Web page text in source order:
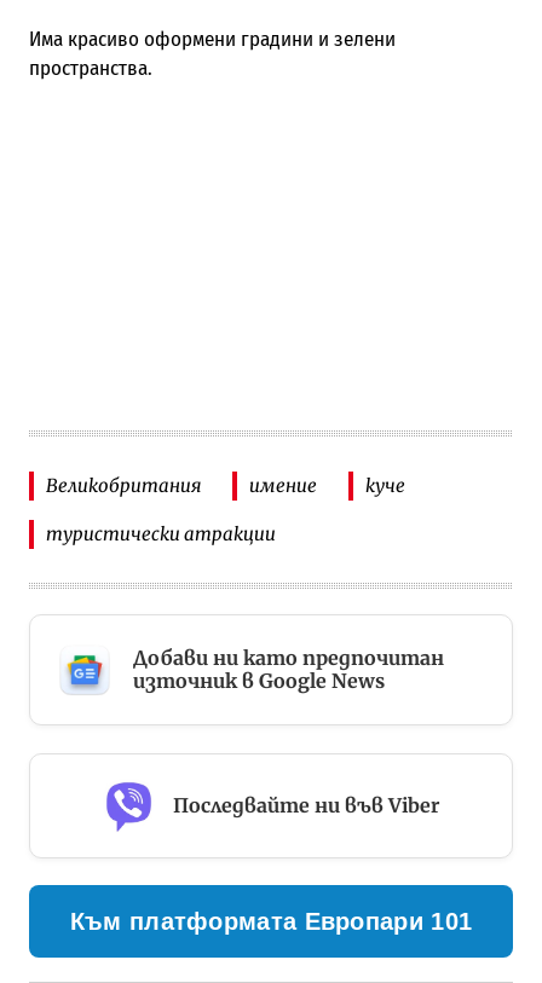
Има красиво оформени градини и зелени
пространства.
Великобритания имение куче
туристически атракции
Добави ни като предпочитан
източник в Google News
Последвайте ни във Viber
Към платформата Европари 101